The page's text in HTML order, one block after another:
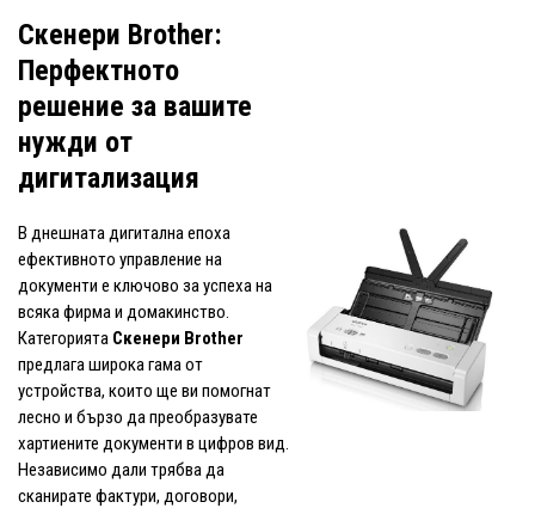
Скенери Brother:
Перфектното
решение за вашите
нужди от
дигитализация
В днешната дигитална епоха
ефективното управление на
документи е ключово за успеха на
всяка фирма и домакинство.
Категорията Скенери Brother
предлага широка гама от
устройства, които ще ви помогнат
лесно и бързо да преобразувате
хартиените документи в цифров вид.
Независимо дали трябва да
сканирате фактури, договори,